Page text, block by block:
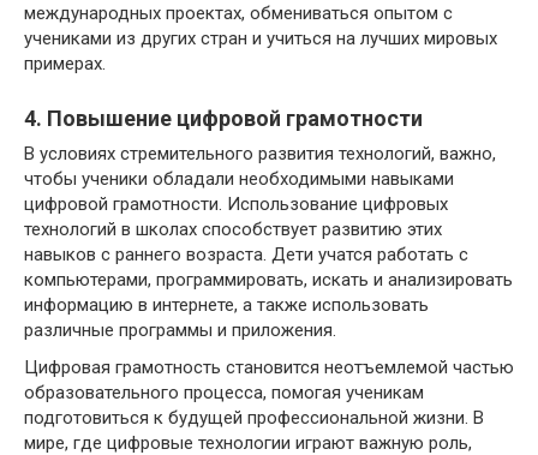
международных проектах, обмениваться опытом с
учениками из других стран и учиться на лучших мировых
примерах.
4. Повышение цифровой грамотности
В условиях стремительного развития технологий, важно,
чтобы ученики обладали необходимыми навыками
цифровой грамотности. Использование цифровых
технологий в школах способствует развитию этих
навыков с раннего возраста. Дети учатся работать с
компьютерами, программировать, искать и анализировать
информацию в интернете, а также использовать
различные программы и приложения.
Цифровая грамотность становится неотъемлемой частью
образовательного процесса, помогая ученикам
подготовиться к будущей профессиональной жизни. В
мире, где цифровые технологии играют важную роль,